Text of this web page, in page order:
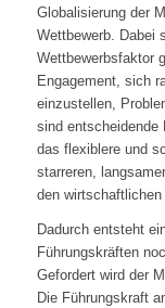
Globalisierung der
Wettbewerb. Dabei
Wettbewerbsfaktor
Engagement, sich
einzustellen,
sind entscheidende
das flexiblere und
starreren,
den wirtschaftlichen
Dadurch entsteht
Führungskräften
Gefordert wird der
Die Führungskraft